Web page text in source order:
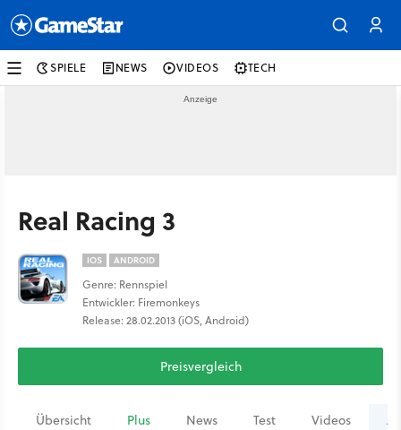
SPIELE NEWS VIDEOS TECH
Real Racing 3
IOS ANDROID
Genre: Rennspiel
Entwickler: Firemonkeys
Release: 28.02.2013 (iOS, Android)
Preisvergleich
Übersicht Plus News Test Videos